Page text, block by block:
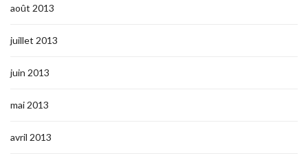
août 2013
juillet 2013
juin 2013
mai 2013
avril 2013